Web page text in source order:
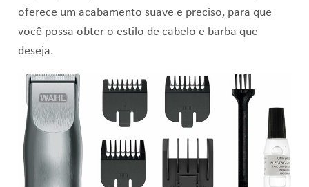
oferece um acabamento suave e preciso, para que
você possa obter o estilo de cabelo e barba que
deseja.